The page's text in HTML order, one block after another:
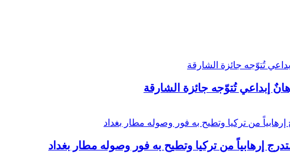
إبداعي تُتوّجه جائزة الشارقة
إرهابياً من تركيا وتطيح به فور وصوله مطار بغداد